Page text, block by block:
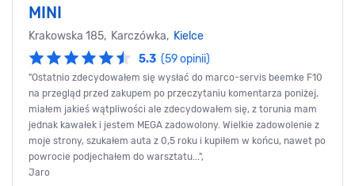
MINI
Krakowska 185, Karczówka, Kielce
5.3 (59 opinii)
"Ostatnio zdecydowałem się wysłać do marco-servis beemke F10
na przegląd przed zakupem po przeczytaniu komentarza poniżej,
miałem jakieś wątpliwości ale zdecydowałem się, z torunia mam
jednak kawałek i jestem MEGA zadowolony. Wielkie zadowolenie z
moje strony, szukałem auta z 0,5 roku i kupiłem w końcu, nawet po
powrocie podjechałem do warsztatu...",
Jaro